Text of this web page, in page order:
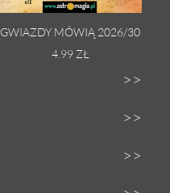
GWIAZDY MÓWIĄ 2026/30
4.99 ZŁ